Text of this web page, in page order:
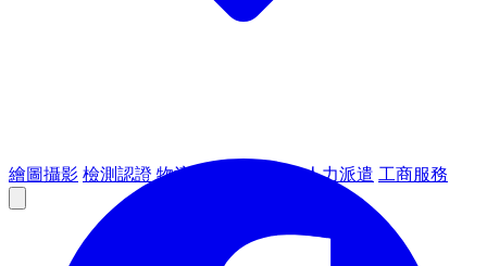
繪圖攝影 檢測認證 物流倉儲 人力派遣 工商服務